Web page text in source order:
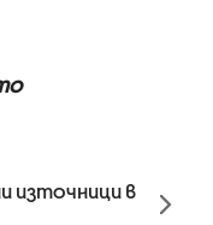
източници в